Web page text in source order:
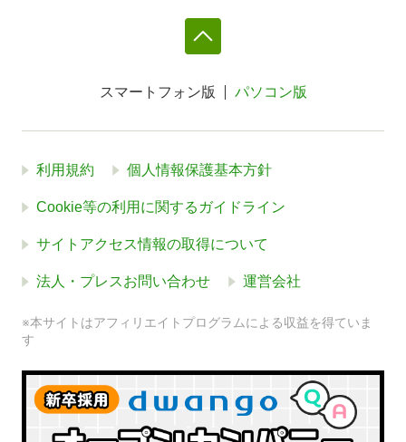
スマートフォン版 パソコン版
利用規約 個人情報保護基本方針
Cookie等の利用に関するガイドライン
サイトアクセス情報の取得について
法人・プレスお問い合わせ 運営会社
※本サイトはアフィリエイトプログラムによる収益を得ていま
す